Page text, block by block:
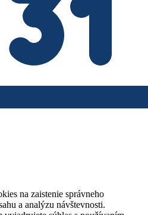
na zaistenie správneho
a analýzu návštevnosti.